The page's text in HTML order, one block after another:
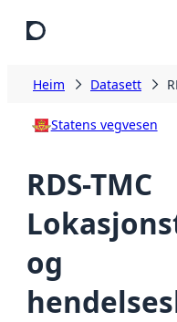
Heim Datasett
Statens vegvesen
RDS-TMC
og